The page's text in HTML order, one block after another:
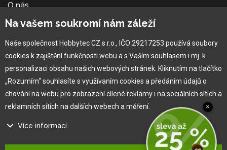
O nás
Pro zákazníka
Obchodní podmínky
Věrnostní program
Jak na reklamaci
Výprodej
Na vašem soukromí nám záleží
Naše společnost Hobbytec CZ s.r.o., IČO 29217253 používá soubory
cookies k zajištění funkčnosti webu a s Vaším souhlasem i mj. k
personalizaci obsahu našich webových stránek. Kliknutím na tlačítko
„Rozumím“ souhlasíte s využívaním cookies a předáním údajů o
chování na webu pro zobrazení cílené reklamy i na sociálních sítích a
reklamních sítích na dalších webech a měření.
Více informací
Na našem webu používáme několik druhů kategorií cookies:
×